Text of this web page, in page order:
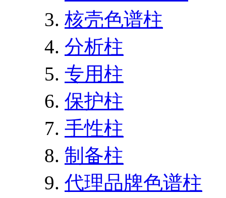
核壳色谱柱
分析柱
专用柱
保护柱
手性柱
制备柱
代理品牌色谱柱